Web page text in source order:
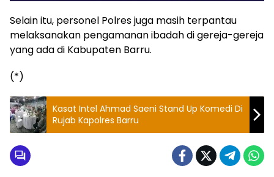
Selain itu, personel Polres juga masih terpantau
melaksanakan pengamanan ibadah di gereja-gereja
yang ada di Kabupaten Barru.
(*)
Kasat Intel Ahmad Saeni Stand Up Komedi Di
Rujab Kapolres Barru